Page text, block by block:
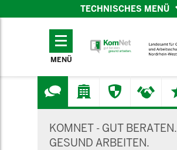
TECHNISCHES MENÜ
TECHNISCHES
MENÜ
KOMNET - GUT BERATEN.
GESUND ARBEITEN.